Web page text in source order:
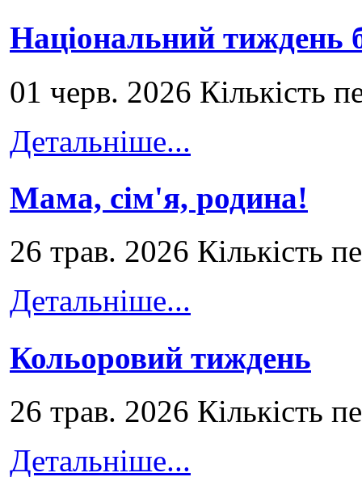
Національний тиждень
01 черв. 2026 Кількість
Детальніше...
Мама, сім'я, родина!
26 трав. 2026 Кількість
Детальніше...
Кольоровий тиждень
26 трав. 2026 Кількість
Детальніше...